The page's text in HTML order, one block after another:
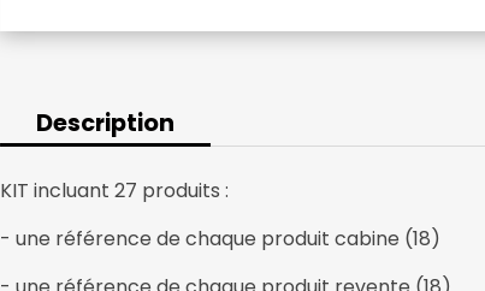
Description
KIT incluant 27 produits :
- une référence de chaque produit cabine (18)